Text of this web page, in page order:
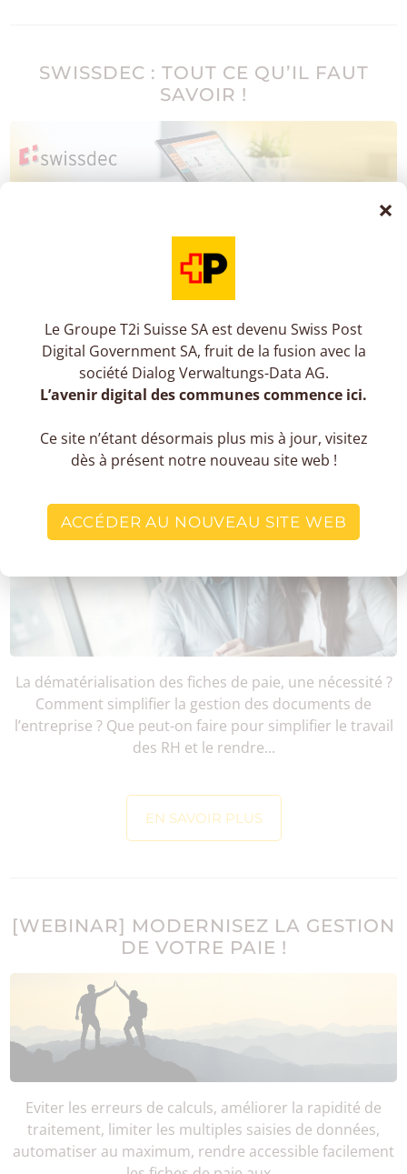
×
Le Groupe T2i Suisse SA est devenu Swiss Post
Digital Government SA, fruit de la fusion avec la
société Dialog Verwaltungs-Data AG.
L’avenir digital des communes commence ici.
Ce site n’étant désormais plus mis à jour, visitez
dès à présent notre nouveau site web !
ACCÉDER AU NOUVEAU SITE WEB
SWISSDEC : TOUT CE QU’IL FAUT
SAVOIR !
Swissdec la norme suisse en matière de salaire :
définition, avantages et inconvénients.
EN SAVOIR PLUS
DIGITALISER LES FICHES DE SALAIRES
: AVANTAGES ET …
La dématérialisation des fiches de paie, une nécessité ?
Comment simplifier la gestion des documents de
l’entreprise ? Que peut-on faire pour simplifier le travail
des RH et le rendre...
EN SAVOIR PLUS
[WEBINAR] MODERNISEZ LA GESTION
DE VOTRE PAIE !
Eviter les erreurs de calculs, améliorer la rapidité de
traitement, limiter les multiples saisies de données,
automatiser au maximum, rendre accessible facilement